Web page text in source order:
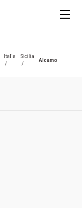
Italia
/
Sicilia
/
Alcamo